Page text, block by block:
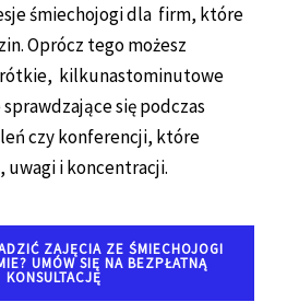
śmiechojogi dla firm, które
Oprócz tego możesz
kilkunastominutowe
się podczas
czy konferencji, które
uwagi i koncentracji.
ZAJĘCIA ZE ŚMIECHOJOGI
UMÓW SIĘ NA BEZPŁATNĄ
KONSULTACJĘ